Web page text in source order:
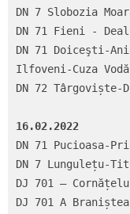
DN 7 Slobozia
DN 71 Fieni -
DN 71 Doiceşti-
Ilfoveni-Cuza
DN 72 Târgoviște-
16.02.2022
DN 71 Pucioasa-
DN 7 Lungulețu-
DJ 701 –
DJ 701 A